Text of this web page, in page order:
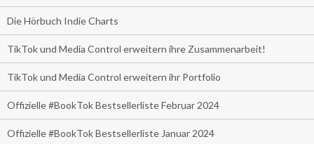
Die Hörbuch Indie Charts
TikTok und Media Control erweitern ihre Zusammenarbeit!
TikTok und Media Control erweitern ihr Portfolio
Offizielle #BookTok Bestsellerliste Februar 2024
Offizielle #BookTok Bestsellerliste Januar 2024